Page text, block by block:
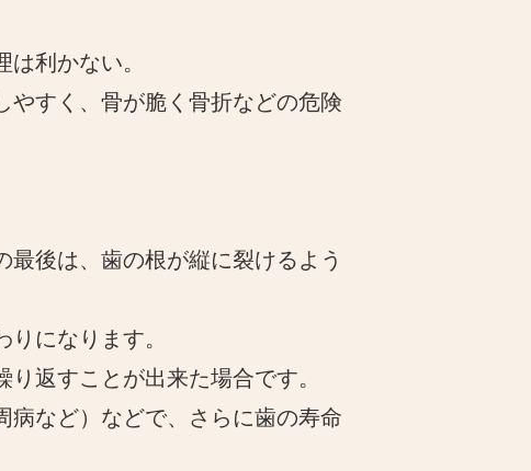
利かない。
やすく、骨が脆く骨折などの危険
後は、歯の根が縦に裂けるよう
になります。
返すことが出来た場合です。
病など）などで、さらに歯の寿命